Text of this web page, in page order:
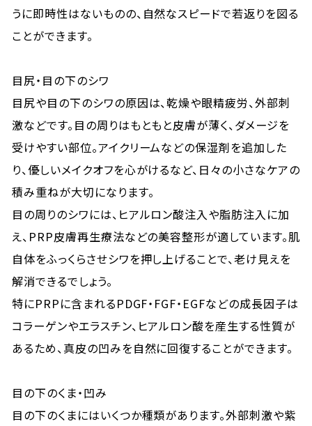
うに即時性はないものの、自然なスピードで若返りを図る
ことができます。
目尻・目の下のシワ
目尻や目の下のシワの原因は、乾燥や眼精疲労、外部刺
激などです。目の周りはもともと皮膚が薄く、ダメージを
受けやすい部位。アイクリームなどの保湿剤を追加した
り、優しいメイクオフを心がけるなど、日々の小さなケアの
積み重ねが大切になります。
目の周りのシワには、ヒアルロン酸注入や脂肪注入に加
え、PRP皮膚再生療法などの美容整形が適しています。肌
自体をふっくらさせシワを押し上げることで、老け見えを
解消できるでしょう。
特にPRPに含まれるPDGF・FGF・EGFなどの成長因子は
コラーゲンやエラスチン、ヒアルロン酸を産生する性質が
あるため、真皮の凹みを自然に回復することができます。
目の下のくま・凹み
目の下のくまにはいくつか種類があります。外部刺激や紫